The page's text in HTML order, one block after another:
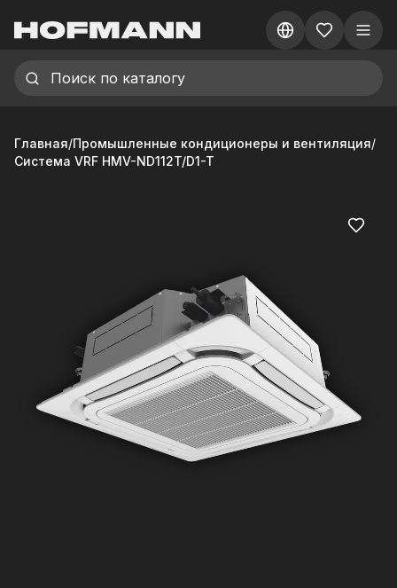
Главная/Промышленные кондиционеры и вентиляция/
Система VRF HMV-ND112T/D1-T